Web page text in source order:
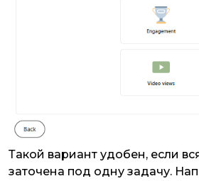
Такой вариант удобен, если
заточена под одну задачу.